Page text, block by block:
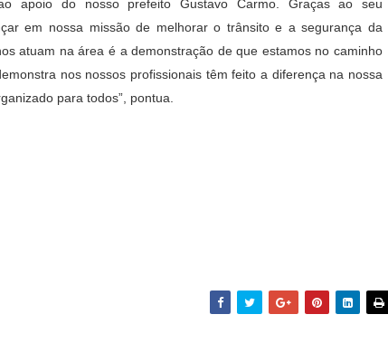
apoio do nosso prefeito Gustavo Carmo. Graças ao seu
em nossa missão de melhorar o trânsito e a segurança da
atuam na área é a demonstração de que estamos no caminho
nos nossos profissionais têm feito a diferença na nossa
para todos”, pontua.